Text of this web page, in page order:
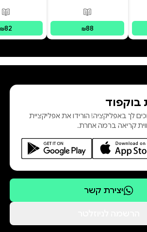
מודפספורמטים זמינים מודפס
₪88
₪82
בוקפוד
לך באפליקציה! הורידו את אפליקציית
קריאה ברמה אחרת.
יצירת קשר